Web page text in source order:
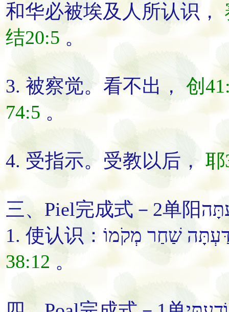
和华必被埃及人所认识 ，
结20:5 。
3. 被察觉。 看不出 ， 创
74:5 。
4. 受指示。 受教以后 ， 耶
1. 使认识
יִדַּעְתָּה שַׁחַר מְקֹמוֹ
38:12 。